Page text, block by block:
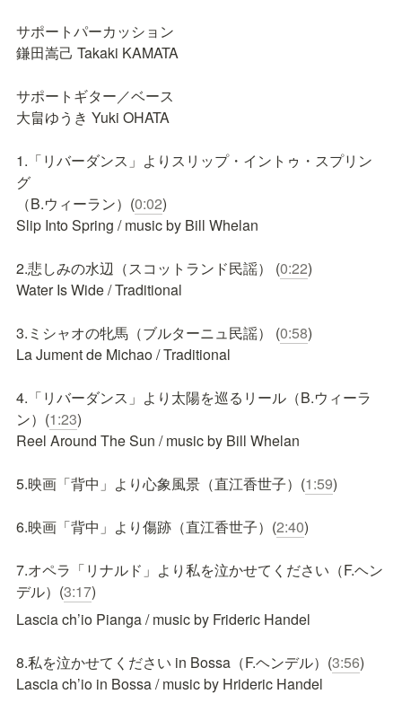
サポートパーカッション
鎌田嵩己 Takaki KAMATA
サポートギター／ベース
大畠ゆうき Yuki OHATA
1.「リバーダンス」よりスリップ・イントゥ・スプリン
グ
（B.ウィーラン）(0:02)
Slip Into Spring / music by Bill Whelan
2.悲しみの水辺（スコットランド民謡） (0:22)
Water Is Wide / Traditional
3.ミシャオの牝馬（ブルターニュ民謡） (0:58)
La Jument de Michao / Traditional
4.「リバーダンス」より太陽を巡るリール（B.ウィーラ
ン）(1:23)
Reel Around The Sun / music by Bill Whelan
5.映画「背中」より心象風景（直江香世子）(1:59)
6.映画「背中」より傷跡（直江香世子）(2:40)
7.オペラ「リナルド」より私を泣かせてください（F.ヘン
デル）(3:17)
Lascia ch’io Pianga / music by Frideric Handel
8.私を泣かせてください in Bossa（F.ヘンデル）(3:56)
Lascia ch’io in Bossa / music by Hrideric Handel